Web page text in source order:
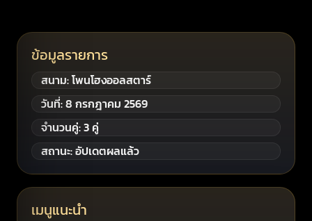
ข้อมูลรายการ
สนาม: โพนโฮงออลสตาร์
วันที่: 8 กรกฎาคม 2569
จำนวนคู่: 3 คู่
สถานะ: อัปเดตผลแล้ว
เมนูแนะนำ